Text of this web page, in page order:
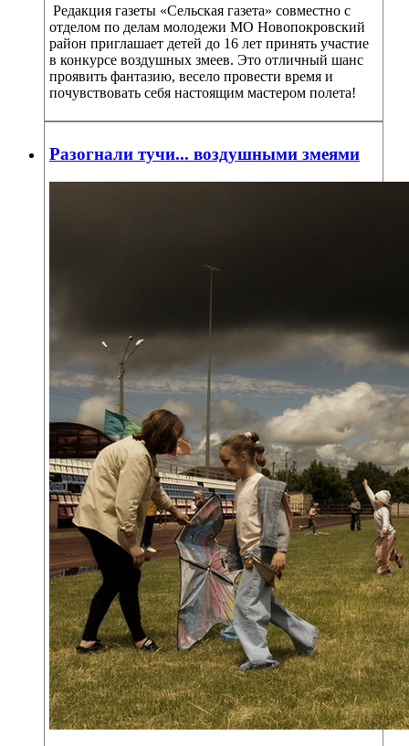
Редакция газеты «Сельская газета» совместно с
отделом по делам молодежи МО Новопокровский
район приглашает детей до 16 лет принять участие
в конкурсе воздушных змеев. Это отличный шанс
проявить фантазию, весело провести время и
почувствовать себя настоящим мастером полета!
Разогнали тучи... воздушными змеями